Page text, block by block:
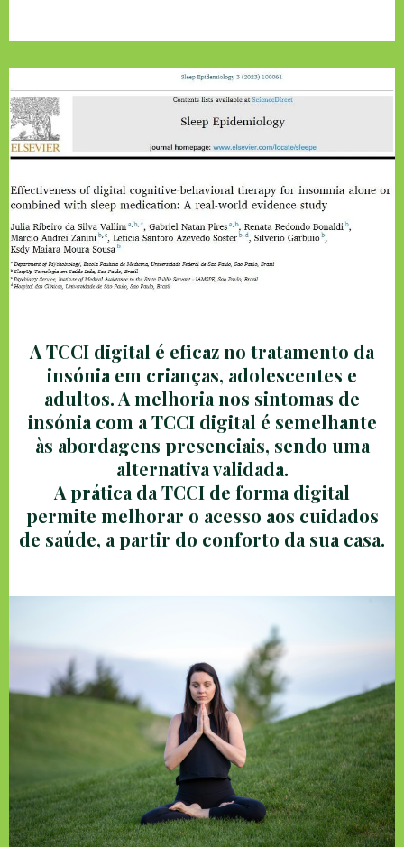
A TCCI digital é eficaz no tratamento da
insónia em crianças, adolescentes e
adultos. A melhoria nos sintomas de
insónia com a TCCI digital é semelhante
às abordagens presenciais, sendo uma
alternativa validada.
A prática da TCCI de forma digital
permite melhorar o acesso aos cuidados
de saúde, a partir do conforto da sua casa.